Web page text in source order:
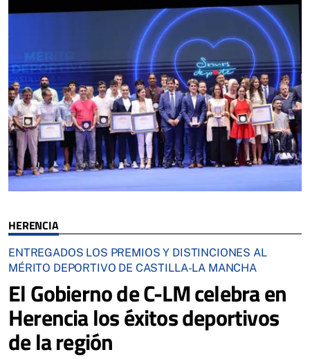
HERENCIA
ENTREGADOS LOS PREMIOS Y DISTINCIONES AL
MÉRITO DEPORTIVO DE CASTILLA-LA MANCHA
El Gobierno de C-LM celebra en
Herencia los éxitos deportivos
de la región